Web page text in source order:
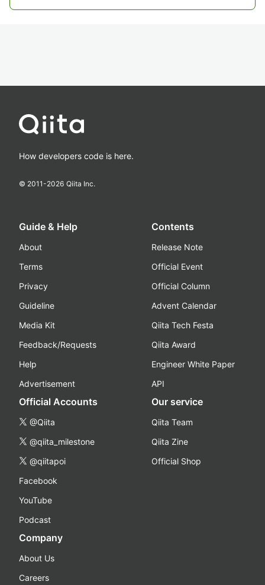
How developers code is here.
© 2011-2026 Qiita Inc.
Guide & Help
About
Terms
Privacy
Guideline
Media Kit
Feedback/Requests
Help
Advertisement
Contents
Release Note
Official Event
Official Column
Advent Calendar
Qiita Tech Festa
Qiita Award
Engineer White Paper
API
Official Accounts
@Qiita
@qiita_milestone
@qiitapoi
Facebook
YouTube
Podcast
Our service
Qiita Team
Qiita Zine
Official Shop
Company
About Us
Careers